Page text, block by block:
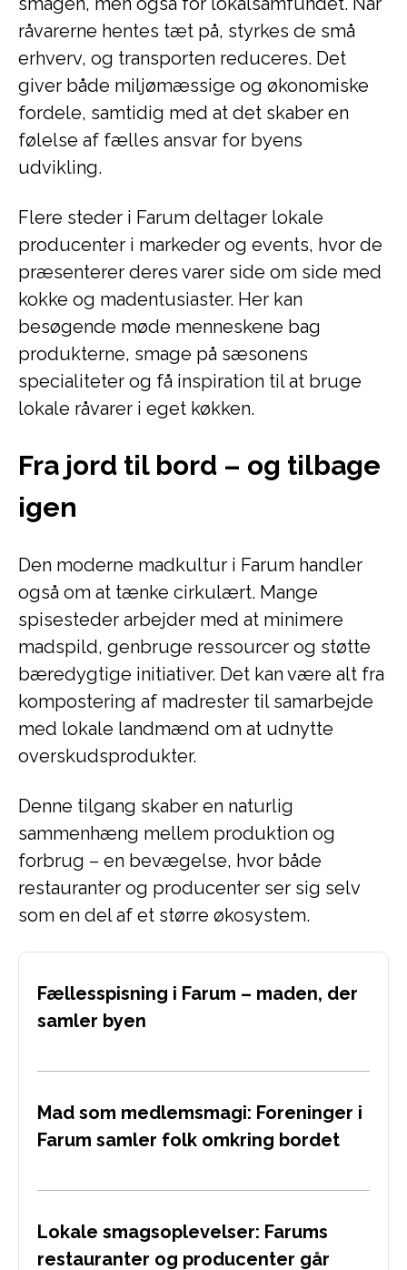
råvarerne hentes tæt på, styrkes de små
erhverv, og transporten reduceres. Det
giver både miljømæssige og økonomiske
fordele, samtidig med at det skaber en
følelse af fælles ansvar for byens
udvikling.
Flere steder i Farum deltager lokale
producenter i markeder og events, hvor de
præsenterer deres varer side om side med
kokke og madentusiaster. Her kan
besøgende møde menneskene bag
produkterne, smage på sæsonens
specialiteter og få inspiration til at bruge
lokale råvarer i eget køkken.
Fra jord til bord – og tilbage
igen
Den moderne madkultur i Farum handler
også om at tænke cirkulært. Mange
spisesteder arbejder med at minimere
madspild, genbruge ressourcer og støtte
bæredygtige initiativer. Det kan være alt fra
kompostering af madrester til samarbejde
med lokale landmænd om at udnytte
overskudsprodukter.
Denne tilgang skaber en naturlig
sammenhæng mellem produktion og
forbrug – en bevægelse, hvor både
restauranter og producenter ser sig selv
som en del af et større økosystem.
Fællesspisning i Farum – maden, der
samler byen
Mad som medlemsmagi: Foreninger i
Farum samler folk omkring bordet
Lokale smagsoplevelser: Farums
restauranter og producenter går